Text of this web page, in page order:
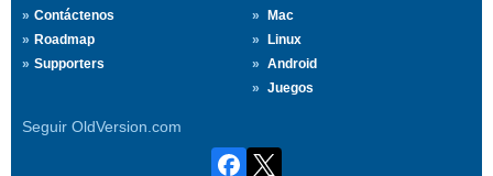
Contáctenos
Roadmap
Supporters
Mac
Linux
Android
Juegos
Seguir OldVersion.com